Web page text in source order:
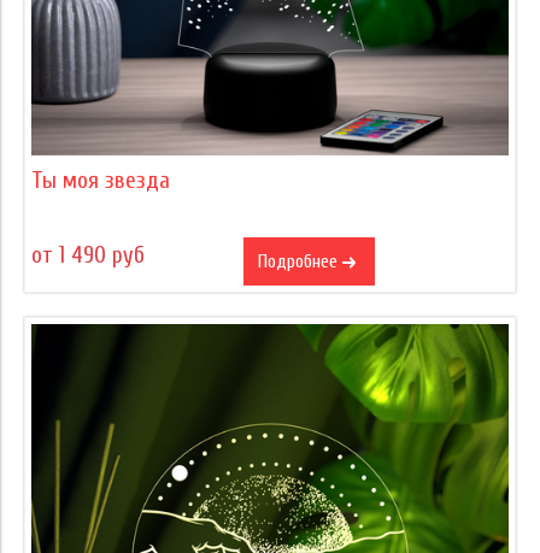
Ты моя звезда
от 1 490 руб Подробнее